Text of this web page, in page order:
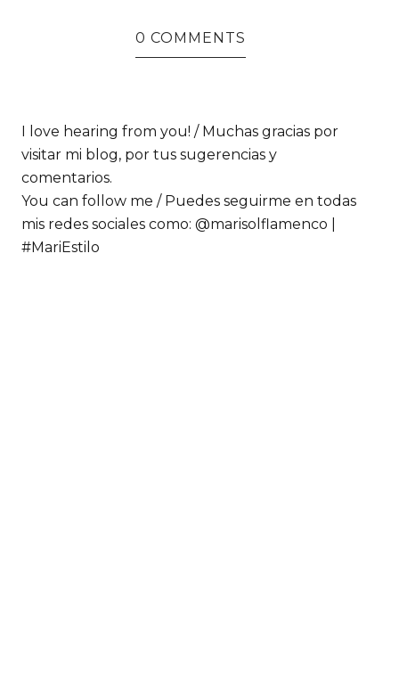
0 COMMENTS
I love hearing from you! / Muchas gracias por
visitar mi blog, por tus sugerencias y
comentarios.
You can follow me / Puedes seguirme en todas
mis redes sociales como: @marisolflamenco |
#MariEstilo